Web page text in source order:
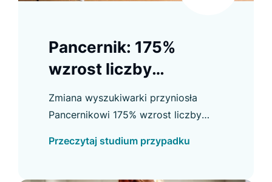
Pancernik: 175%
wzrost liczby
użytkowników
korzystających z
wyszukiwarki
Zmiana wyszukiwarki przyniosła
Pancernikowi 175% wzrost liczby
poprawę konwersji, kliknięć i innych
Przeczytaj studium przypadku